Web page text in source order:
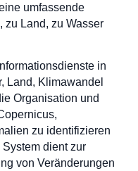
umfassende
zu Land, zu Wasser
in
Land, Klimawandel
Organisation und
zu identifizieren
dient zur
von Veränderungen